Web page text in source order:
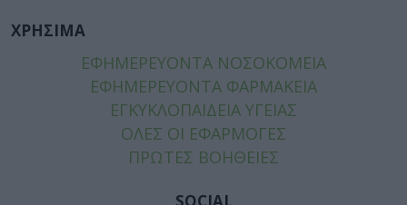
ΧΡΗΣΙΜΑ
ΕΦΗΜΕΡΕΥΟΝΤΑ ΝΟΣΟΚΟΜΕΙΑ
ΕΦΗΜΕΡΕΥΟΝΤΑ ΦΑΡΜΑΚΕΙΑ
ΕΓΚΥΚΛΟΠΑΙΔΕΙΑ ΥΓΕΙΑΣ
ΟΛΕΣ ΟΙ ΕΦΑΡΜΟΓΕΣ
ΠΡΩΤΕΣ ΒΟΗΘΕΙΕΣ